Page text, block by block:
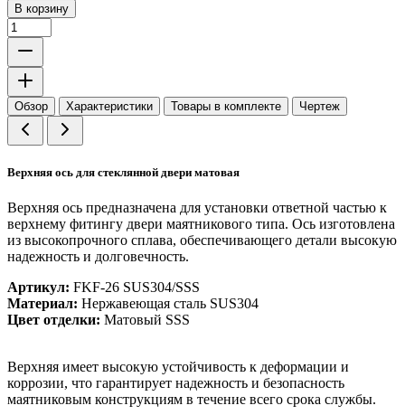
В корзину
Обзор Характеристики Товары в комплекте Чертеж
Верхняя ось для стеклянной двери матовая
Верхняя ось предназначена для установки ответной частью к
верхнему фитингу двери маятникового типа. Ось изготовлена
из высокопрочного сплава, обеспечивающего детали высокую
надежность и долговечность.
Артикул: FKF-26 SUS304/SSS
Материал: Нержавеющая сталь SUS304
Цвет отделки: Матовый SSS
Верхняя имеет высокую устойчивость к деформации и
коррозии, что гарантирует надежность и безопасность
маятниковым конструкциям в течение всего срока службы.